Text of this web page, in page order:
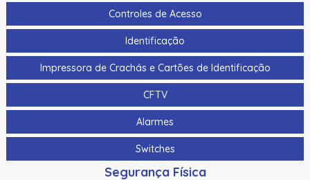
Controles de Acesso
Identificação
Impressora de Crachás e Cartões de Identificação
CFTV
Alarmes
Switches
Segurança Física